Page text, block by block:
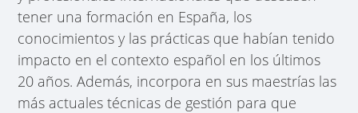
tener una formación en España, los
conocimientos y las prácticas que habían tenido
impacto en el contexto español en los últimos
20 años. Además, incorpora en sus maestrías las
más actuales técnicas de gestión para que